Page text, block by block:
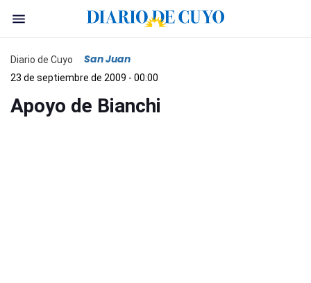
Diario de Cuyo San Juan
23 de septiembre de 2009 - 00:00
Apoyo de Bianchi